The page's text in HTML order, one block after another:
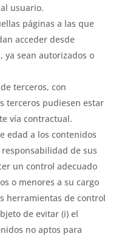
usuario.
páginas a las que
acceder desde
ya sean autorizados o
terceros, con
terceros pudiesen estar
vía contractual.
edad a los contenidos
de sus
un control adecuado
o menores a su cargo
herramientas de control
de evitar (i) el
no aptos para